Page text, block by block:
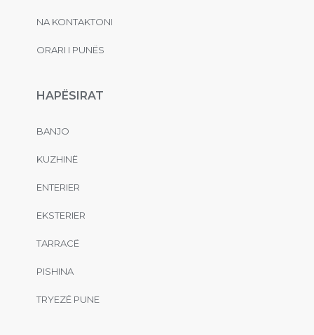
NA KONTAKTONI
ORARI I PUNËS
HAPËSIRAT
BANJO
KUZHINË
ENTERIER
EKSTERIER
TARRACË
PISHINA
TRYEZË PUNE